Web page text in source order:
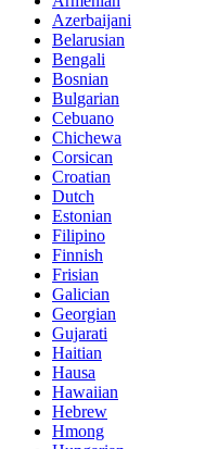
Azerbaijani
Belarusian
Bengali
Bosnian
Bulgarian
Cebuano
Chichewa
Corsican
Croatian
Dutch
Estonian
Filipino
Finnish
Frisian
Galician
Georgian
Gujarati
Haitian
Hausa
Hawaiian
Hebrew
Hmong